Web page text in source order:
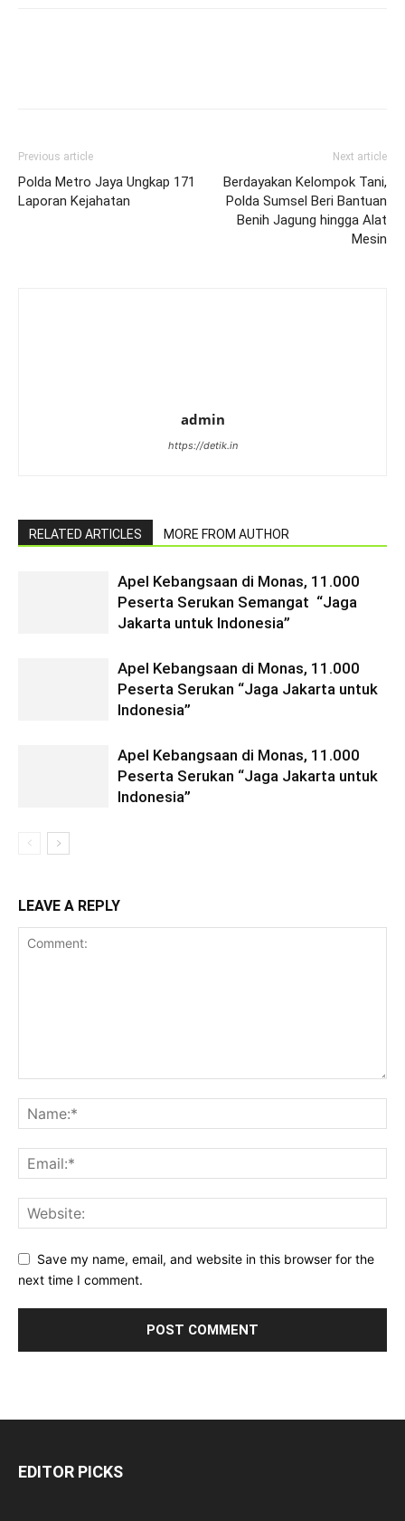
Previous article
Polda Metro Jaya Ungkap 171
Laporan Kejahatan
Next article
Berdayakan Kelompok Tani,
Polda Sumsel Beri Bantuan
Benih Jagung hingga Alat
Mesin
admin
https://detik.in
RELATED ARTICLES MORE FROM AUTHOR
Apel Kebangsaan di Monas, 11.000
Peserta Serukan Semangat “Jaga
Jakarta untuk Indonesia”
Apel Kebangsaan di Monas, 11.000
Peserta Serukan “Jaga Jakarta untuk
Indonesia”
Apel Kebangsaan di Monas, 11.000
Peserta Serukan “Jaga Jakarta untuk
Indonesia”
LEAVE A REPLY
Save my name, email, and website in this browser for the
next time I comment.
EDITOR PICKS